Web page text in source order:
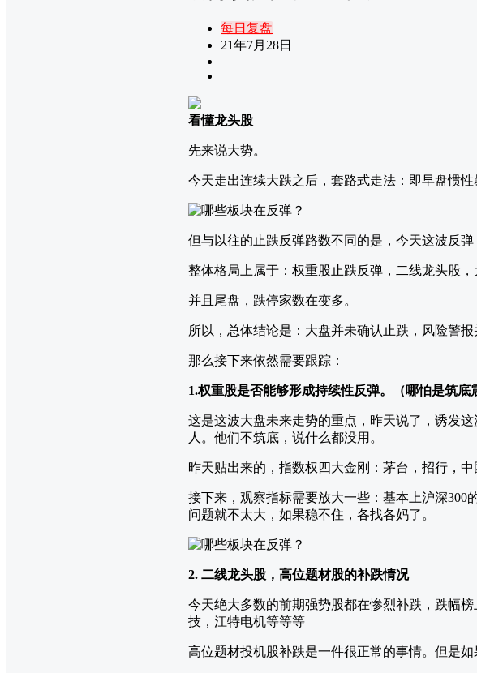
每日复盘
21年7月28日
看懂龙头股
先来说大势。
今天走出连续大跌之后，套路式走法：即早盘惯性
但与以往的止跌反弹路数不同的是，今天这波反
整体格局上属于：权重股止跌反弹，二线龙头股
并且尾盘，跌停家数在变多。
所以，总体结论是：大盘并未确认止跌，风险警
那么接下来依然需要跟踪：
1.权重股是否能够形成持续性反弹。（哪怕是筑底
这是这波大盘未来走势的重点，昨天说了，诱发
人。他们不筑底，说什么都没用。
昨天贴出来的，指数权四大金刚：茅台，招行，
接下来，观察指标需要放大一些：基本上沪深
问题就不太大，如果稳不住，各找各妈了。
2. 二线龙头股，高位题材股的补跌情况
今天绝大多数的前期强势股都在惨烈补跌，跌幅
技，江特电机等等等
高位题材投机股补跌是一件很正常的事情。但是